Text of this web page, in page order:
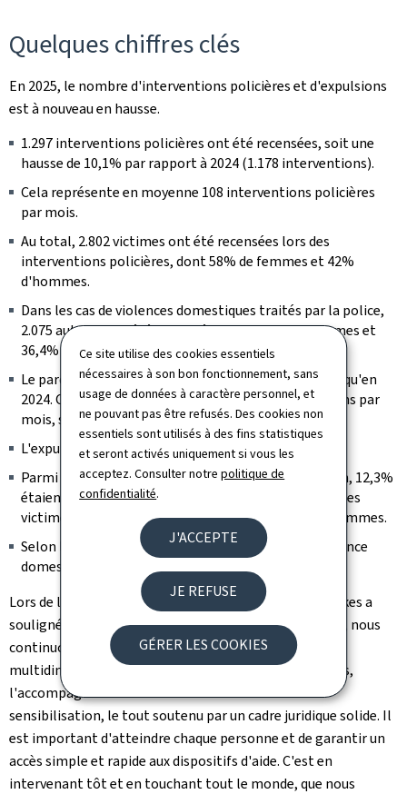
Ce site utilise des cookies essentiels
nécessaires à son bon fonctionnement, sans
usage de données à caractère personnel, et
ne pouvant pas être refusés. Des cookies non
essentiels sont utilisés à des fins statistiques
et seront activés uniquement si vous les
acceptez. Consulter notrepolitique de
confidentialité.
J'ACCEPTE
JE REFUSE
GÉRER LES COOKIES
Quelques chiffres clés
En 2025, le nombre d'interventions policières et d'expulsions
est à nouveau en hausse.
1.297 interventions policières ont été recensées, soit une
hausse de 10,1% par rapport à 2024 (1.178 interventions).
Cela représente en moyenne 108 interventions policières
par mois.
Au total, 2.802 victimes ont été recensées lors des
interventions policières, dont 58% de femmes et 42%
d'hommes.
Dans les cas de violences domestiques traités par la police,
2.075 auteurs ont été identifiés, dont 63,5% d'hommes et
36,4% de femmes.
Le parquet a ordonné 334 expulsions, soit 47 de plus qu'en
2024. Cela correspond à une moyenne de 28 expulsions par
mois, soit près d'une expulsion par jour.
L'expulsion a été prolongée à 130 reprises.
Parmi les auteur·e·s ayant fait l'objet d'une expulsion, 12,3%
étaient des femmes et 87,7% des hommes. Du côté des
victimes, 81,6% étaient des femmes et 18,4% des hommes.
Selon le parquet, environ 81% des situations de violence
domestique se produisent au sein du couple.
Lors de la conférence de presse, la ministre Yuriko Backes a
souligné: "Dans la lutte contre la violence domestique, nous
continuons de nous appuyer sur une approche
multidimensionnelle alliant la protection des victimes,
l'accompagnement des auteur·e·s de violences et la
sensibilisation, le tout soutenu par un cadre juridique solide. Il
est important d'atteindre chaque personne et de garantir un
accès simple et rapide aux dispositifs d'aide. C'est en
intervenant tôt et en touchant tout le monde, que nous